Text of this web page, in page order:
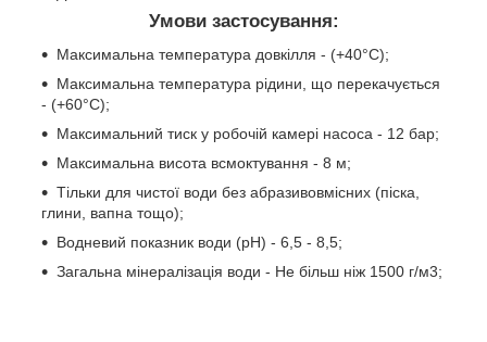
Умови застосування:
Максимальна температура довкілля - (+40°C);
Максимальна температура рідини, що перекачується
- (+60°C);
Максимальний тиск у робочій камері насоса - 12 бар;
Максимальна висота всмоктування - 8 м;
Тільки для чистої води без абразивовмісних (піска,
глини, вапна тощо);
Водневий показник води (рН) - 6,5 - 8,5;
Загальна мінералізація води - Не більш ніж 1500 г/м3;